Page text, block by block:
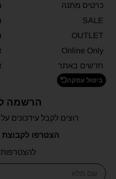
כרטיס מתנה
SALE
OUTLET
Online Only
חדשים באתר
ביטול עסקה
הרשמה
רוצים לקבל עידכונים
הצטרפו לקבוצת
להצטרפות